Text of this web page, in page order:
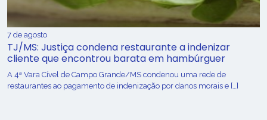
7 de agosto
TJ/MS: Justiça condena restaurante a indenizar
cliente que encontrou barata em hambúrguer
A 4ª Vara Cível de Campo Grande/MS condenou uma rede de
restaurantes ao pagamento de indenização por danos morais e […]